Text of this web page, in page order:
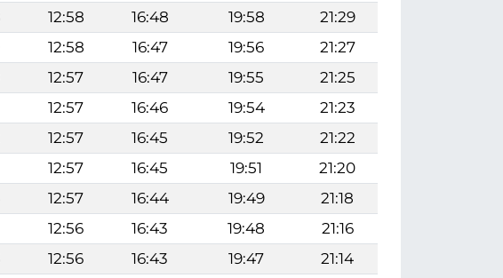
12:58 16:48 19:58
21:29
12:58 16:47 19:56
21:27
12:57 16:47 19:55
21:25
12:57 16:46 19:54
21:23
12:57 16:45 19:52
21:22
12:57 16:45 19:51
21:20
12:57 16:44 19:49
21:18
12:56 16:43 19:48
21:16
12:56 16:43 19:47
21:14